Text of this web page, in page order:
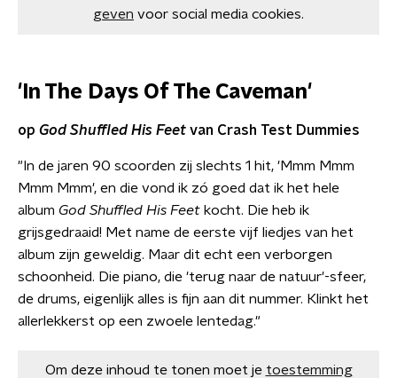
geven voor social media cookies.
'In The Days Of The Caveman'
op God Shuffled His Feet van Crash Test Dummies
"In de jaren 90 scoorden zij slechts 1 hit, 'Mmm Mmm
Mmm Mmm', en die vond ik zó goed dat ik het hele
album God Shuffled His Feet kocht. Die heb ik
grijsgedraaid! Met name de eerste vijf liedjes van het
album zijn geweldig. Maar dit echt een verborgen
schoonheid. Die piano, die 'terug naar de natuur'-sfeer,
de drums, eigenlijk alles is fijn aan dit nummer. Klinkt het
allerlekkerst op een zwoele lentedag."
Om deze inhoud te tonen moet je toestemming